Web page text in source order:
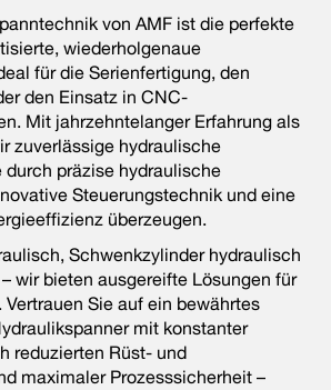
von AMF ist die perfekte
wiederholgenaue
für die Serienfertigung, den
den Einsatz in CNC-
Mit jahrzehntelanger Erfahrung als
zuverlässige hydraulische
durch präzise hydraulische
Steuerungstechnik und eine
überzeugen.
Schwenkzylinder hydraulisch
wir bieten ausgereifte Lösungen für
Sie auf ein bewährtes
mit konstanter
reduzierten Rüst- und
maximaler Prozesssicherheit –